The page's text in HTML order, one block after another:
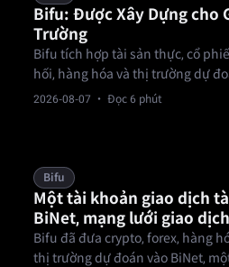
Bifu: Được Xây Dựng cho
Trường
Bifu tích hợp tài sản thực, cổ
hối, hàng hóa và thị trường dự
cho phép nhà giao dịch đa tài
2026-08-07 · Đọc 6 phút
Bifu
Một tài khoản giao dịch
BiNet, mạng lưới giao
của Bifu
Bifu đã đưa crypto, forex, hàng
thị trường dự đoán vào BiNet,